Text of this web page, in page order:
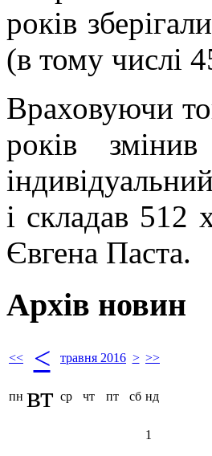
років
(в тому числі
Враховуючи
років
і складав 512
Євгена Паста.
Архів новин
<< < травня 2016 > >>
пн вт ср чт пт сб нд
1